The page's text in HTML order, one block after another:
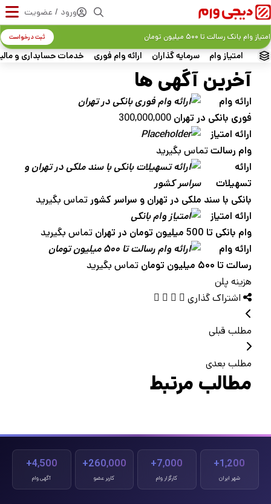
ورود / عضویت
امتیاز وام سرمایه گذاران ارائه وام فوری خدمات حسابداری و
امتیاز وام بانک رسالت تا ۵۰۰ میلیون تومان ثبت درخواست
آخرین آگهی‌ ها
ارائه وام
فوری بانکی در تهران 300,000,000
ارائه امتیاز
وام رسالتتماس بگیرید
ارائه
تسهیلات
بانکی با سند ملکی در تهران و سراسر کشور تماس بگیرید
ارائه امتیاز
وام بانکی تا 500 میلیون تومان در تهران
تماس بگیرید
ارائه وام
رسالت تا ۵۰۰ میلیون تومان
تماس بگیرید
هزینه پلن
اشتراک گذاری
مطلب قبلی
مطلب بعدی
مطالب مرتبط
1,200+
شهر ایران
7,000+
کارگزار وام
260,000+
کاربر عضو
4,500+
آگهی وام